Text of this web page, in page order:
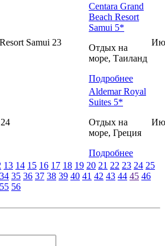
Centara Grand
Beach Resort
Samui 5*
Отдых на
море, Таиланд
Подробнее
Aldemar Royal
Suites 5*
Отдых на
море, Греция
Подробнее
13 14 15 16 17 18 19 20 21 22 23 24 25
34 35 36 37 38 39 40 41 42 43 44 45 46
55 56